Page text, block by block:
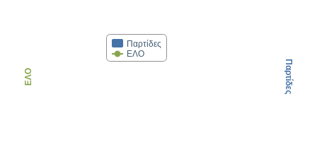
Παρτίδες
ΕΛΟ
ΕΛΟ Παρτίδες